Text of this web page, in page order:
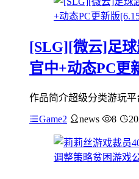
[SLG][微云]足
官中+动态PC更
作品简介超级分类游玩平
Game2 news 8